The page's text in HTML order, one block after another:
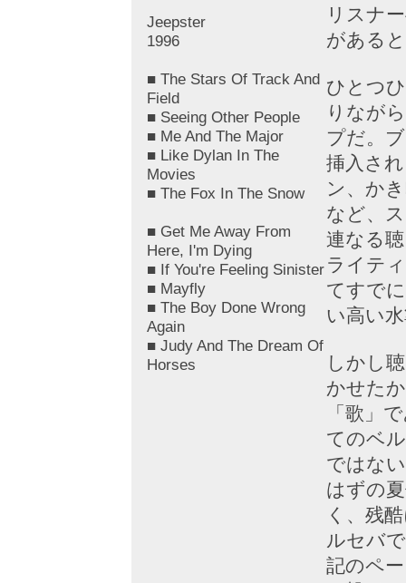
Jeepster
1996
■ The Stars Of Track And
Field
■ Seeing Other People
■ Me And The Major
■ Like Dylan In The
Movies
■ The Fox In The Snow
■ Get Me Away From
Here, I'm Dying
■ If You're Feeling Sinister
■ Mayfly
■ The Boy Done Wrong
Again
■ Judy And The Dream Of
Horses
リスナ
がある
ひとつ
りなが
プだ。
挿入さ
ン、か
など、
連なる
ライテ
てすで
い高い
しかし
かせた
「歌」
てのベ
ではな
はずの
く、残
ルセバ
記のペ